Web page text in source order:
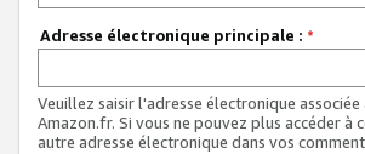
Adresse électronique principale : *
Veuillez saisir l'adresse électronique
Amazon.fr. Si vous ne pouvez plus accéder à
autre adresse électronique dans vos